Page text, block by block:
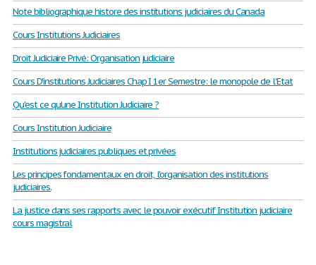
Note bibliographique histore des institutions judiciaires du Canada
Cours Institutions Judiciaires
Droit Judiciaire Privé: Organisation judiciaire
Cours D'institutions Judiciaires Chap I 1er Semestre: le monopole de l'Etat
Qu'est ce qu'une Institution Judiciaire ?
Cours Institution Judiciaire
Institutions judiciaires publiques et privées
Les principes fondamentaux en droit, l'organisation des institutions
judiciaires.
La justice dans ses rapports avec le pouvoir exécutif Institution judiciaire
cours magistral